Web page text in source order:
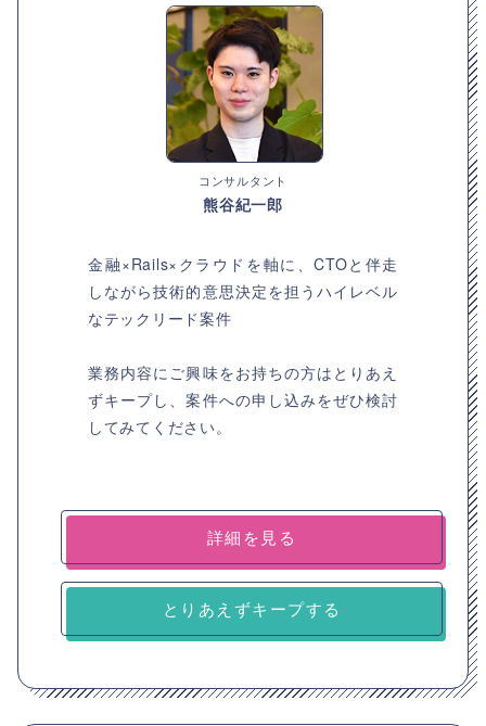
コンサルタント
熊谷紀一郎
金融×Rails×クラウドを軸に、CTOと伴走
しながら技術的意思決定を担うハイレベル
なテックリード案件
業務内容にご興味をお持ちの方はとりあえ
ずキープし、案件への申し込みをぜひ検討
してみてください。
詳細を見る
とりあえずキープする